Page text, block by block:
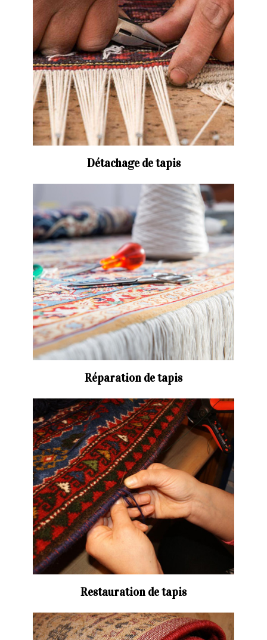
Détachage de tapis
Réparation de tapis
Restauration de tapis